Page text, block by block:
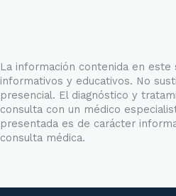
La información contenida en este
informativos y educativos. No
presencial. El diagnóstico y
consulta con un médico
presentada es de carácter
consulta médica.